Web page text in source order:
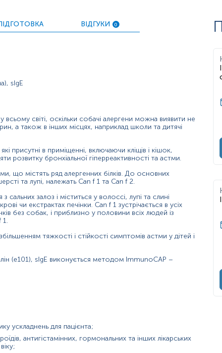
для пацієнта;
гормональних та інших лікарських
алергени, коректно підібрати терапію та
ринітом/кон'юнктивітом, атопічним дерматитом,
ВІДГУКИ 0
sIgE
світі, оскільки собачі алергени можна виявити не
а також в інших місцях, наприклад школи та дитячі
присутні в приміщенні, включаючи кліщів і кішок,
розвитку бронхіальної гіперреактивності та астми.
що містять ряд алергенних білків. До основних
та лупі, належать Can f 1 та Can f 2.
сальних залоз і міститься у волоссі, лупі та слині
чи екстрактах печінки. Can f 1 зустрічається в усіх
без собак, і приблизно у половини всіх людей із
1.
тяжкості і стійкості симптомів астми у дітей і
(e101), sIgE виконується методом ІmmunoCAP –
ускладнень для пацієнта;
антигістамінних, гормональних та інших лікарських